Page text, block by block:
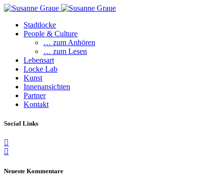
Stadtlocke
People & Culture
… zum Anhören
… zum Lesen
Lebensart
Locke Lab
Kunst
Innenansichten
Partner
Kontakt
Social Links
Neueste Kommentare